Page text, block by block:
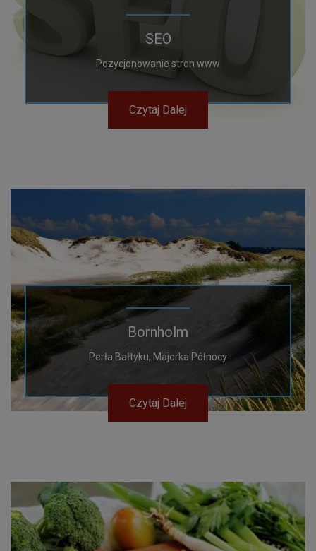
SEO
Pozycjonowanie stron www
Czytaj Dalej
Bornholm
Perła Bałtyku, Majorka Północy
Czytaj Dalej